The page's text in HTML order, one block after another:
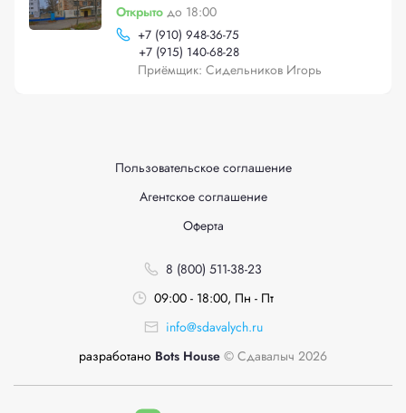
Открыто до 18:00
+7 (910) 948-36-75
+7 (915) 140-68-28
Приёмщик: Сидельников Игорь
Пользовательское соглашение
Агентское соглашение
Оферта
8 (800) 511-38-23
09:00 - 18:00, Пн - Пт
info@sdavalych.ru
разработано Bots House © Сдавалыч 2026